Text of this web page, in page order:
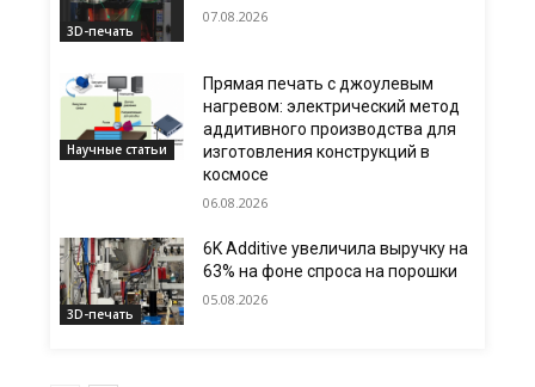
3D-печать
07.08.2026
Научные статьи
Прямая печать с джоулевым
нагревом: электрический метод
аддитивного производства для
изготовления конструкций в
космосе
06.08.2026
3D-печать
6K Additive увеличила выручку на
63% на фоне спроса на порошки
05.08.2026